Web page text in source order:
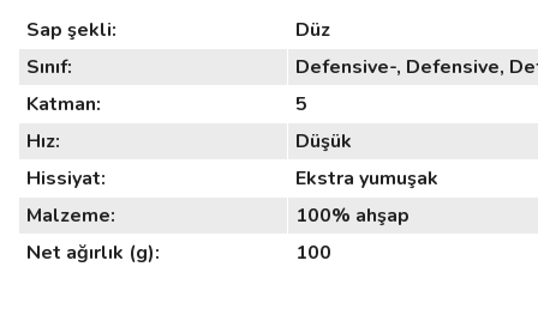
Sap şekli:
Düz
Sınıf:
Defensive-, Defensive,
Katman:
5
Hız:
Düşük
Hissiyat:
Ekstra yumuşak
Malzeme:
100% ahşap
Net ağırlık (g):
100